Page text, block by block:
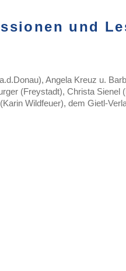
und
Angela Kreuz u.
(Freystadt), Christa Sienel
Wildfeuer), dem Gietl-